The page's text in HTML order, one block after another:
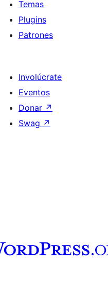
Temas
Plugins
Patrones
Involúcrate
Eventos
Donar ↗
Swag ↗